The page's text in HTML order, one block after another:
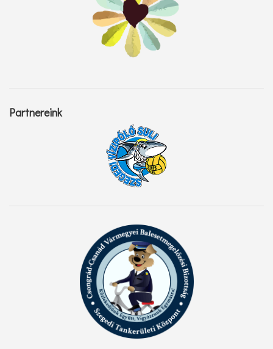
Partnereink